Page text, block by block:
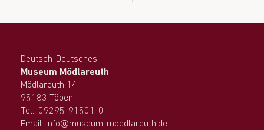
Deutsch-Deutsches
Museum Mödlareuth
Mödlareuth 14
95183 Töpen
Tel.: 09295-91501-0
Email: info@museum-moedlareuth.de